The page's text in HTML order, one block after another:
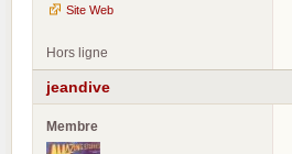
Site Web
Hors ligne
jeandive
Membre